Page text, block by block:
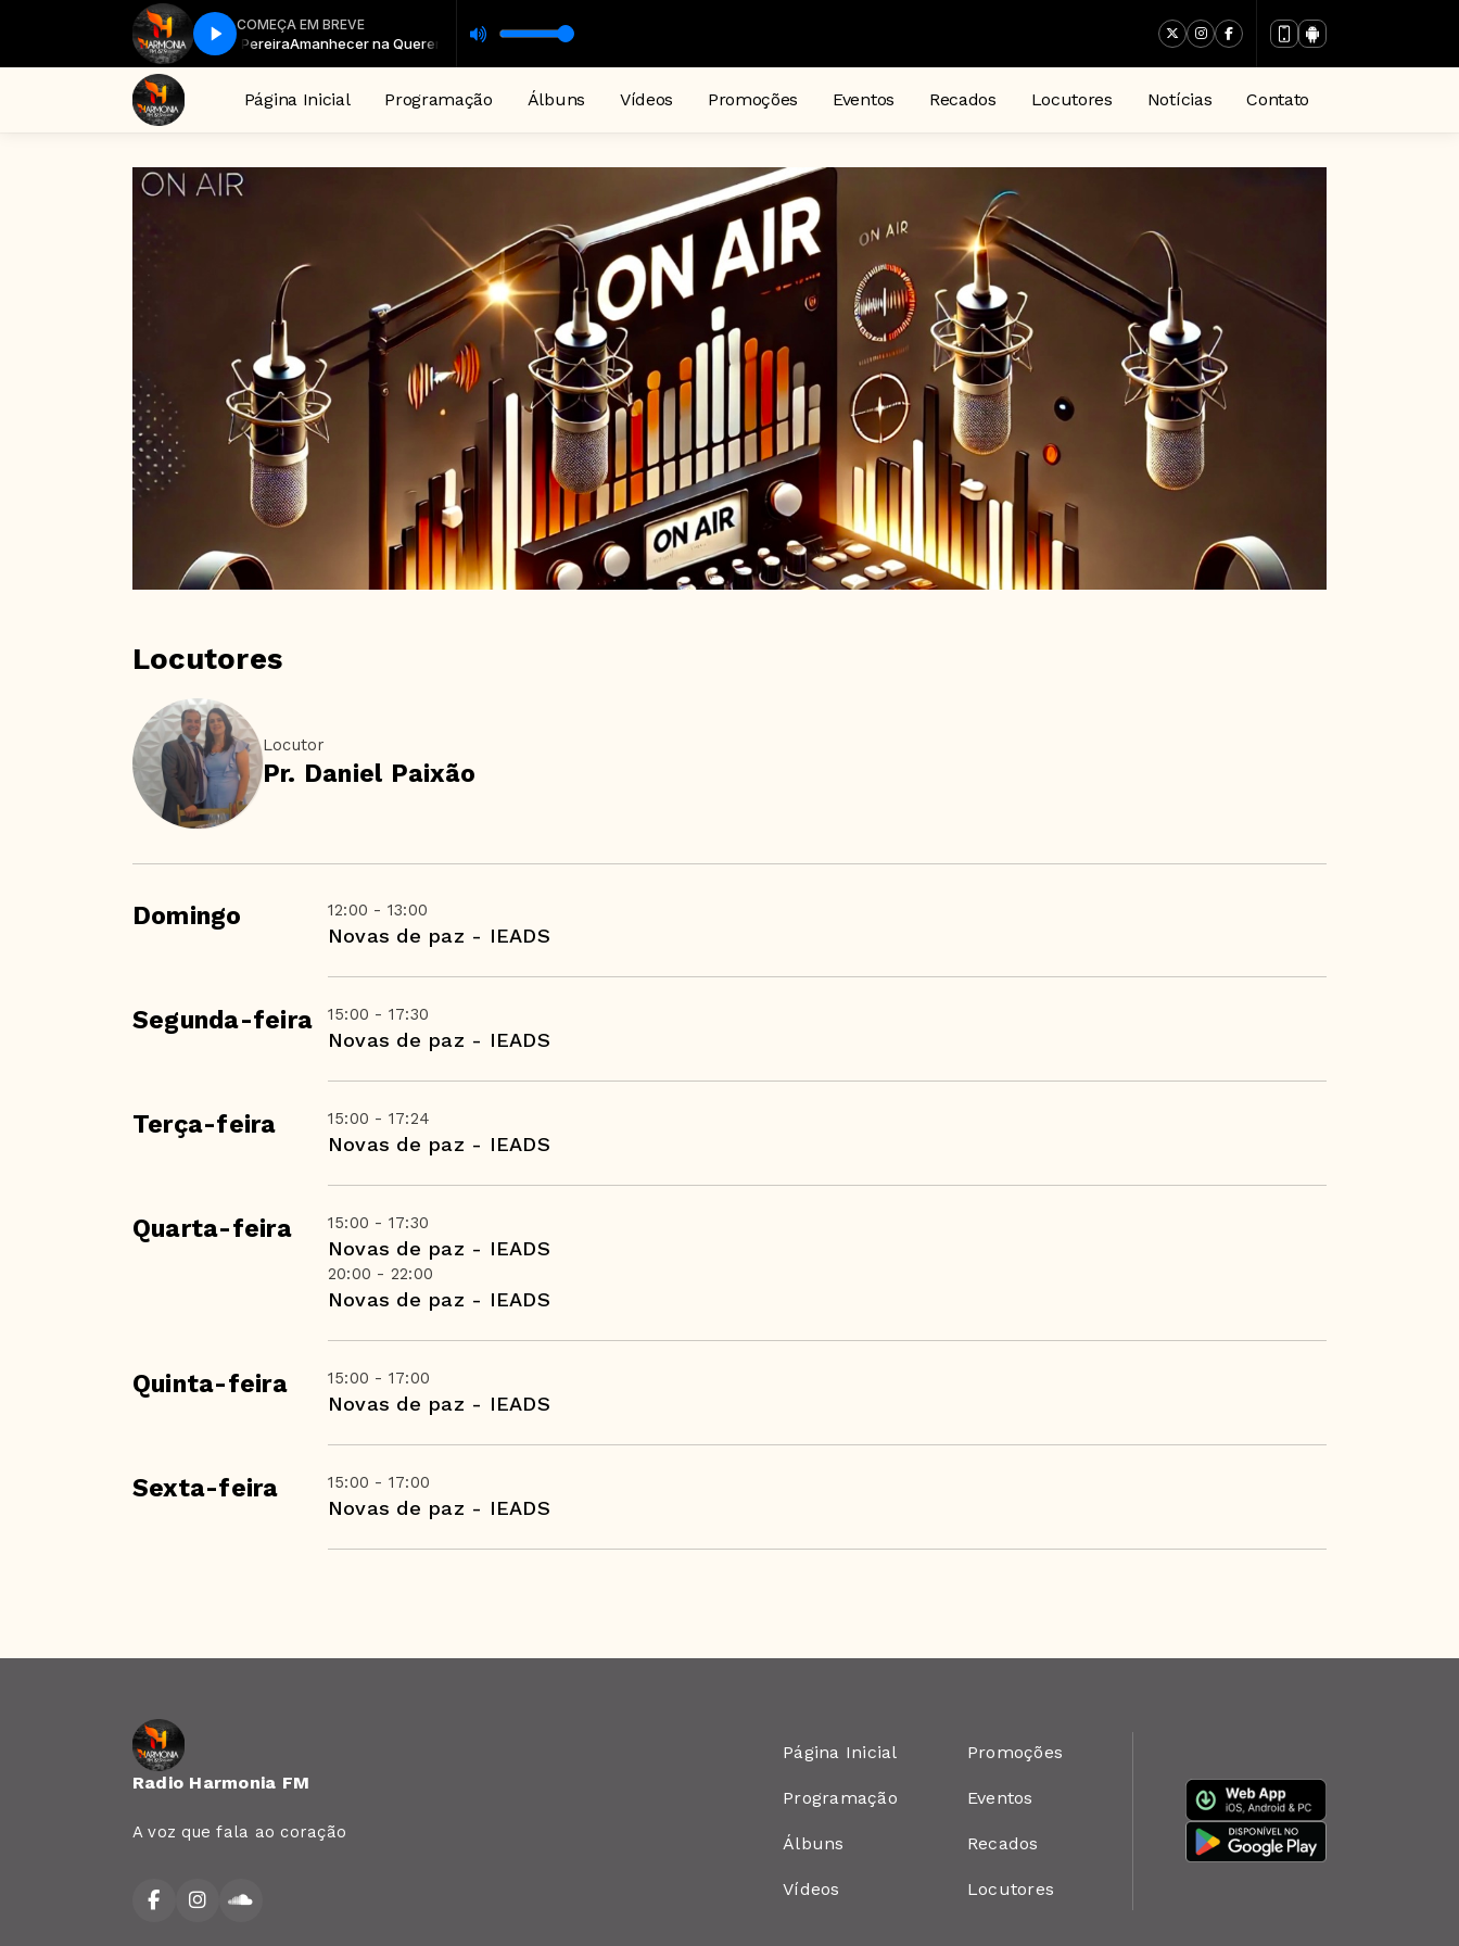
COMEÇA EM BREVE
na Querencia com Pedro PereiraAmanhecer na Querencia com Pedro Pereira
Página Inicial Programação Álbuns Vídeos Promoções Eventos Recados Locutores Notícias Contato
Locutores
Locutor
Pr. Daniel Paixão
Domingo 12:00 - 13:00
Novas de paz - IEADS
Segunda-feira 15:00 - 17:30
Novas de paz - IEADS
Terça-feira 15:00 - 17:24
Novas de paz - IEADS
Quarta-feira 15:00 - 17:30
Novas de paz - IEADS
20:00 - 22:00
Novas de paz - IEADS
Quinta-feira 15:00 - 17:00
Novas de paz - IEADS
Sexta-feira 15:00 - 17:00
Novas de paz - IEADS
Radio Harmonia FM
A voz que fala ao coração
Página Inicial
Programação
Álbuns
Vídeos
Promoções
Eventos
Recados
Locutores